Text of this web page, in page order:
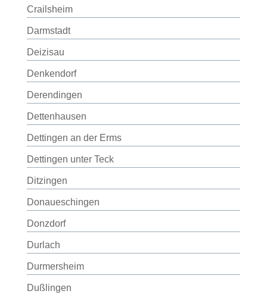
Crailsheim
Darmstadt
Deizisau
Denkendorf
Derendingen
Dettenhausen
Dettingen an der Erms
Dettingen unter Teck
Ditzingen
Donaueschingen
Donzdorf
Durlach
Durmersheim
Dußlingen